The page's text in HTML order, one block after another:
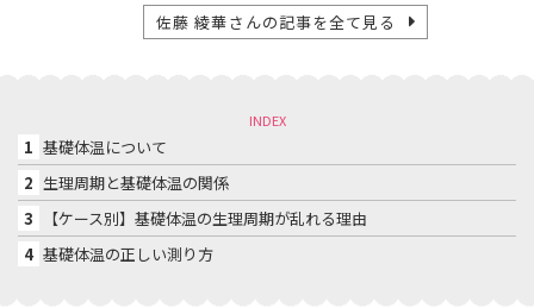
佐藤 綾華さんの記事を全て見る
INDEX
1 基礎体温について
2 生理周期と基礎体温の関係
3
【ケース別】基礎体温の生理周期が乱れる理由
4 基礎体温の正しい測り方